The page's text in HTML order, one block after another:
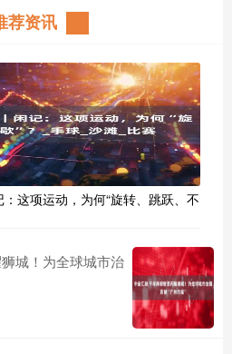
荐资讯
这项运动，为何“旋转、跳跃、不
城！为全球城市治